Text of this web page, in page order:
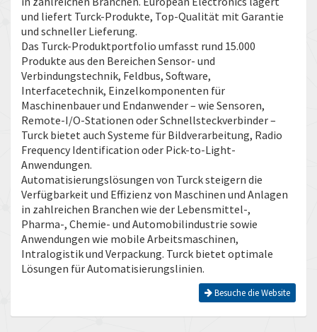
und liefert Turck-Produkte, Top-Qualität mit Garantie
und schneller Lieferung.
Das Turck-Produktportfolio umfasst rund 15.000
Produkte aus den Bereichen Sensor- und
Verbindungstechnik, Feldbus, Software,
Interfacetechnik, Einzelkomponenten für
Maschinenbauer und Endanwender – wie Sensoren,
Remote-I/O-Stationen oder Schnellsteckverbinder –
Turck bietet auch Systeme für Bildverarbeitung, Radio
Frequency Identification oder Pick-to-Light-
Anwendungen.
Automatisierungslösungen von Turck steigern die
Verfügbarkeit und Effizienz von Maschinen und Anlagen
in zahlreichen Branchen wie der Lebensmittel-,
Pharma-, Chemie- und Automobilindustrie sowie
Anwendungen wie mobile Arbeitsmaschinen,
Intralogistik und Verpackung. Turck bietet optimale
Lösungen für Automatisierungslinien.
Besuche die Website